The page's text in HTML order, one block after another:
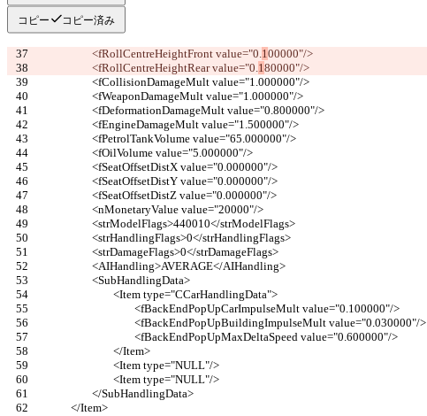
コピー コピー済み
			<fRollCentreHeightFront value="0.
100000"/>
			<fRollCentreHeightRear value="0.
180000"/>
			<fCollisionDamageMult value="1.000000"/>
			<fWeaponDamageMult value="1.000000"/>
			<fDeformationDamageMult value="0.800000"/>
			<fEngineDamageMult value="1.500000"/>
			<fPetrolTankVolume value="65.000000"/>
			<fOilVolume value="5.000000"/>
			<fSeatOffsetDistX value="0.000000"/>
			<fSeatOffsetDistY value="0.000000"/>
			<fSeatOffsetDistZ value="0.000000"/>
			<nMonetaryValue value="20000"/>
			<strModelFlags>440010</strModelFlags>
			<strHandlingFlags>0</strHandlingFlags>
			<strDamageFlags>0</strDamageFlags>
			<AIHandling>AVERAGE</AIHandling>
			<SubHandlingData>
				<Item type="CCarHandlingData">
					<fBackEndPopUpCarImpulseMult value="0.100000"/>
					<fBackEndPopUpBuildingImpulseMult value="0.030000"/>
					<fBackEndPopUpMaxDeltaSpeed value="0.600000"/>
				</Item>
				<Item type="NULL"/>
				<Item type="NULL"/>
			</SubHandlingData>
		</Item>